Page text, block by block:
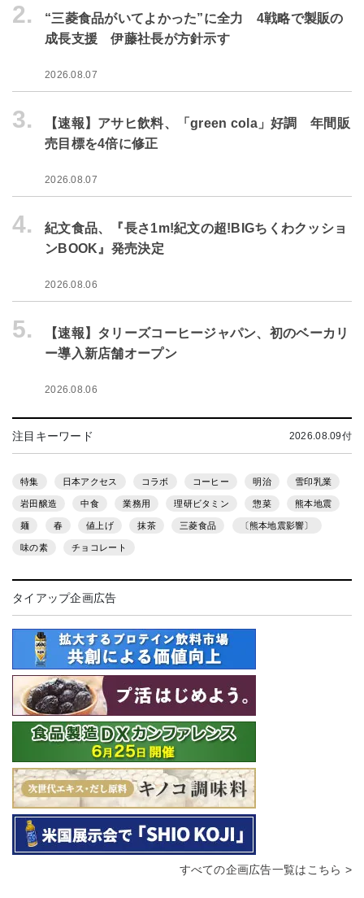
2.
“三菱食品がいてよかった”に全力 4戦略で製販の
成長支援 伊藤社長が方針示す
2026.08.07
3.
【速報】アサヒ飲料、「green cola」好調 年間販
売目標を4倍に修正
2026.08.07
4.
紀文食品、『長さ1m!紀文の超!BIGちくわクッショ
ンBOOK』発売決定
2026.08.06
5.
【速報】タリーズコーヒージャパン、初のベーカリ
ー導入新店舗オープン
2026.08.06
注目キーワード 2026.08.09付
特集 日本アクセス コラボ コーヒー 明治 雪印乳業
岩田醸造 中食 業務用 理研ビタミン 惣菜 熊本地震
麺 春 値上げ 抹茶 三菱食品 〔熊本地震影響〕
味の素 チョコレート
タイアップ企画広告
すべての企画広告一覧はこちら >